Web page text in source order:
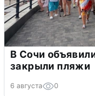
В Сочи
закрыли пляжи
6 августа 0